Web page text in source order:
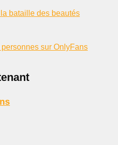
bataille des beautés
sur OnlyFans